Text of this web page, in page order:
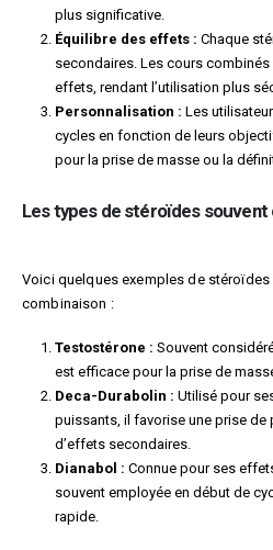
plus significative.
Équilibre des effets : Chaque
secondaires. Les cours
effets, rendant l’utilisation plus
Personnalisation : Les
cycles en fonction de leurs
pour la prise de masse ou la
Les types de stéroïdes souvent
Voici quelques exemples de
combinaison :
Testostérone : Souvent
est efficace pour la prise de
Deca-Durabolin : Utilisé pour
puissants, il favorise une prise
d’effets secondaires.
Dianabol : Connue pour ses
souvent employée en début de
rapide.